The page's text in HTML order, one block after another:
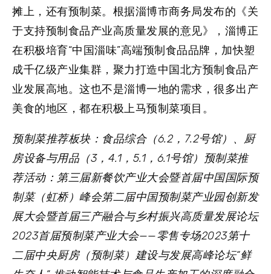
摊上，还有预制菜。根据淄博市商务局发布的《关
于支持预制食品产业高质量发展的意见》，淄博正
在积极培育“中国淄味”高端预制食品品牌，加快塑
成千亿级产业集群，聚力打造中国北方预制食品产
业发展高地。这也不是淄博一地的需求，很多出产
美食的地区，都在积极上马预制菜项目。
预制菜推荐板块： 食品综合（6.2，7.2号馆）、厨
房设备与用品（3，4.1，5.1，6.1号馆） 预制菜推
荐活动： 第三届新餐饮产业大会暨首届中国国际预
制菜（虹桥）峰会第二届中国预制菜产业园创新发
展大会暨首届三产融合与乡村振兴高质量发展论坛
2023首届预制菜产业大会——零售专场2023第十
二届中央厨房（预制菜）建设与发展高峰论坛“鲜